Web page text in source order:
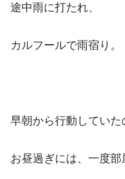
途中雨に打たれ、
カルフールで雨宿り。
早朝から行動していた
お昼過ぎには、一度部